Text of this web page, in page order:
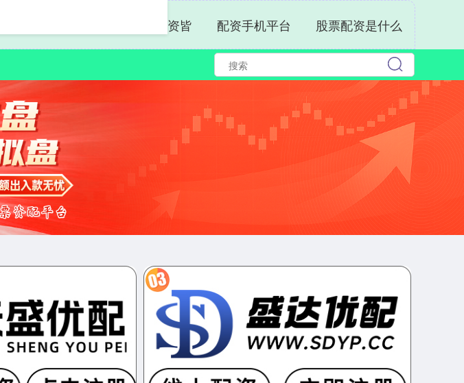
炒股配资皆 配资手机平台 股票配资是什么